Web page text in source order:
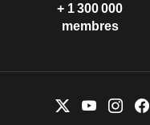
+ 1 300 000
membres